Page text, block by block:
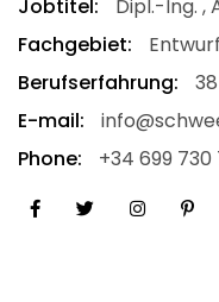
Jobtitel:
Dipl.-Ing. ,
Fachgebiet:
Berufserfahrung:
E-mail:
Phone:
+34 699 730